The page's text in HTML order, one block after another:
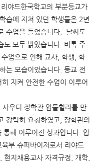
야드한국학교의 부분등교가
습에 지쳐 있던 학생들은 2년
수업을 들었습니다. 날씨도
도 모두 밝았습니다. 비록 주
업으로 인해 교사, 학생, 학
는 모습이었습니다. 등교 전
지켜 안전한 수업이 이루어
우디 장학관 압둘힐라를 만
강력히 요청하였고, 장학관의
통해 이루어진 성과입니다. 압
부 슈퍼바이저로서 리야드
지채용교사 자격규정, 개학,